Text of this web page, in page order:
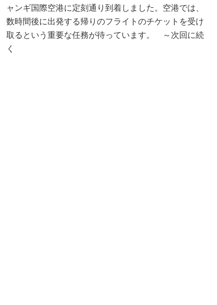
ャンギ国際空港に定刻通り到着しました。空港では、
数時間後に出発する帰りのフライトのチケットを受け
取るという重要な任務が待っています。 ～次回に続
く